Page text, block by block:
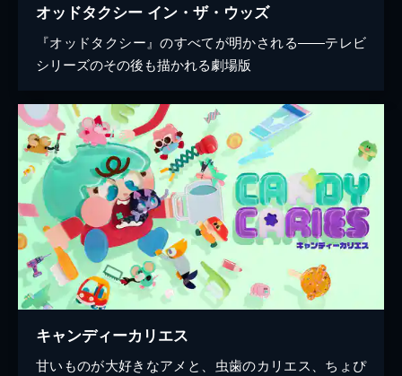
オッドタクシー イン・ザ・ウッズ
『オッドタクシー』のすべてが明かされる――テレビ
シリーズのその後も描かれる劇場版
キャンディーカリエス
甘いものが大好きなアメと、虫歯のカリエス、ちょぴ